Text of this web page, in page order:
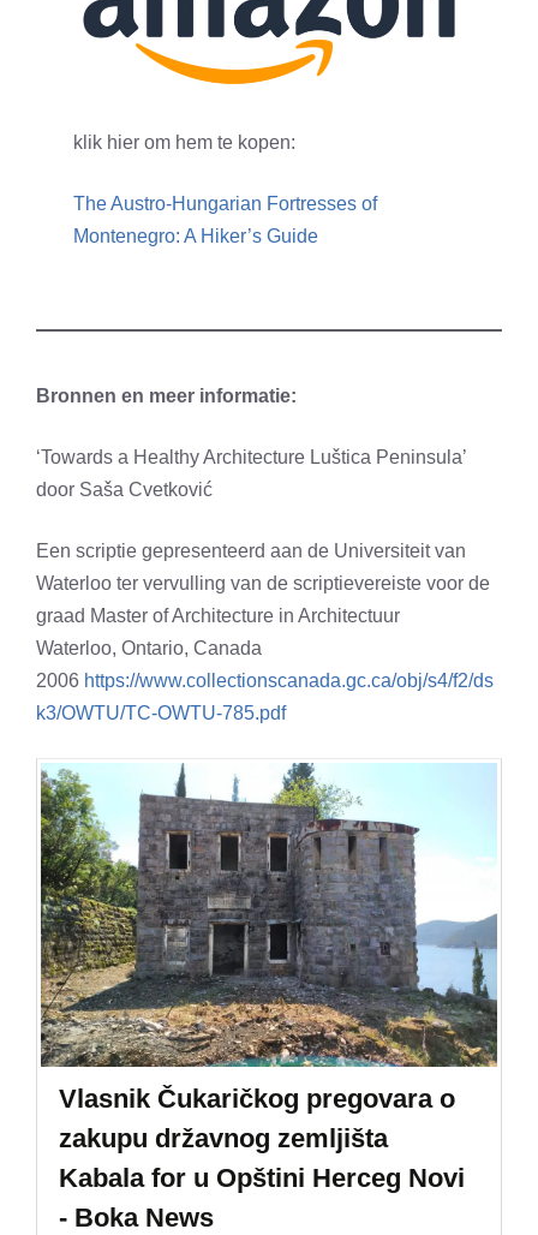
klik hier om hem te kopen:
The Austro-Hungarian Fortresses of
Montenegro: A Hiker’s Guide
Bronnen en meer informatie:
‘Towards a Healthy Architecture Luštica Peninsula’
door Saša Cvetković
Een scriptie gepresenteerd aan de Universiteit van
Waterloo ter vervulling van de scriptievereiste voor de
graad Master of Architecture in Architectuur
Waterloo, Ontario, Canada
2006 https://www.collectionscanada.gc.ca/obj/s4/f2/ds
k3/OWTU/TC-OWTU-785.pdf
Vlasnik Čukaričkog pregovara o
zakupu državnog zemljišta
Kabala for u Opštini Herceg Novi
- Boka News